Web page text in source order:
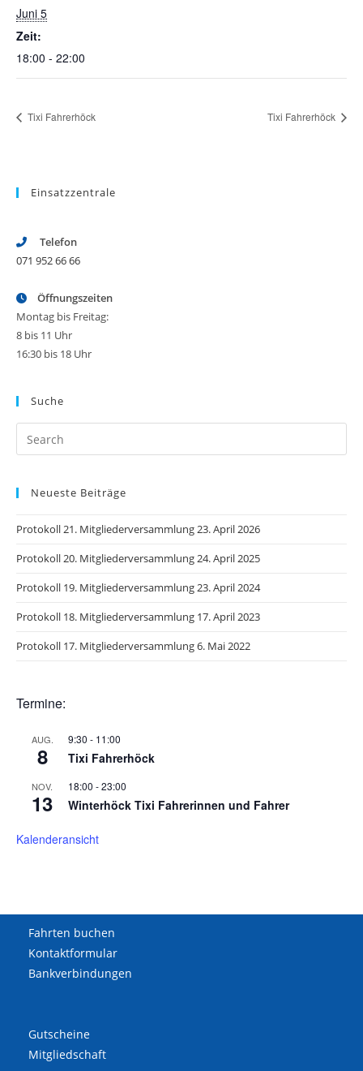
Juni 5
Zeit:
18:00 - 22:00
Tixi Fahrerhöck Tixi Fahrerhöck
Einsatzzentrale
Telefon
071 952 66 66
Öffnungszeiten
Montag bis Freitag:
8 bis 11 Uhr
16:30 bis 18 Uhr
Suche
Neueste Beiträge
Protokoll 21. Mitgliederversammlung 23. April 2026
Protokoll 20. Mitgliederversammlung 24. April 2025
Protokoll 19. Mitgliederversammlung 23. April 2024
Protokoll 18. Mitgliederversammlung 17. April 2023
Protokoll 17. Mitgliederversammlung 6. Mai 2022
Termine:
AUG.
8
9:30 - 11:00
Tixi Fahrerhöck
NOV.
13
18:00 -23:00
Winterhöck Tixi Fahrerinnen und Fahrer
Kalenderansicht
Fahrten buchen
Kontaktformular
Bankverbindungen
Gutscheine
Mitgliedschaft